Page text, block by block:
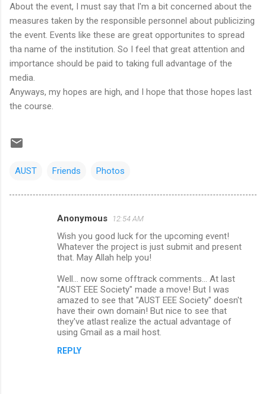
About the event, I must say that I'm a bit concerned about the
measures taken by the responsible personnel about publicizing
the event. Events like these are great opportunites to spread
tha name of the institution. So I feel that great attention and
importance should be paid to taking full advantage of the
media.
Anyways, my hopes are high, and I hope that those hopes last
the course.
AUST Friends Photos
Anonymous 12:54 AM
Wish you good luck for the upcoming event!
Whatever the project is just submit and present
that. May Allah help you!
Well... now some offtrack comments... At last
"AUST EEE Society" made a move! But I was
amazed to see that "AUST EEE Society" doesn't
have their own domain! But nice to see that
they've atlast realize the actual advantage of
using Gmail as a mail host.
REPLY